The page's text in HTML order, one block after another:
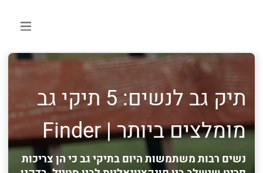
תיק גב לנשים: 5 תיקי גב
מומלצים ביותר | Finder
נשים רבות משתמשות היום בתיקי גב כי הן צריכות